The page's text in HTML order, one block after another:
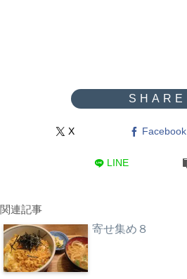
X Facebook
LINE
関連記事
寄せ集め８